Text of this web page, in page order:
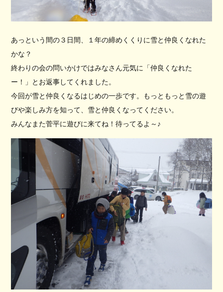
あっという間の３日間、１年の締めくくりに雪と仲良くなれた
かな？
終わりの会の問いかけではみなさん元気に「仲良くなれた
ー！」とお返事してくれました。
今回が雪と仲良くなるはじめの一歩です。もっともっと雪の遊
びや楽しみ方を知って、雪と仲良くなってください。
みんなまた菅平に遊びに来てね！待ってるよ～♪